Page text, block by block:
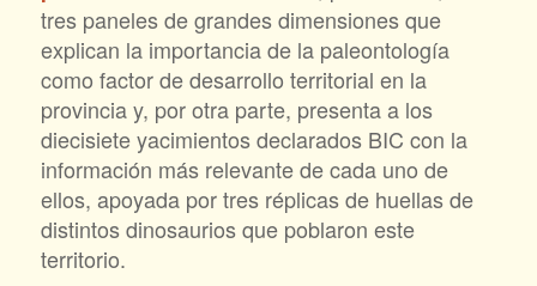
tres paneles de grandes dimensiones que
explican la importancia de la paleontología
como factor de desarrollo territorial en la
provincia y, por otra parte, presenta a los
diecisiete yacimientos declarados BIC con la
información más relevante de cada uno de
ellos, apoyada por tres réplicas de huellas de
distintos dinosaurios que poblaron este
territorio.